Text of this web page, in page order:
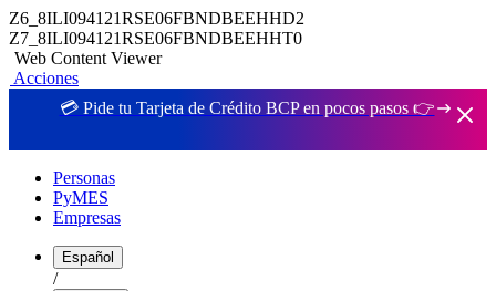
Z6_8ILI094121RSE06FBNDBEEHHD2
Z7_8ILI094121RSE06FBNDBEEHHT0
Web Content Viewer
Acciones
💳 Pide tu Tarjeta de Crédito BCP en pocos pasos 👉
Personas
PyMES
Empresas
Español
/